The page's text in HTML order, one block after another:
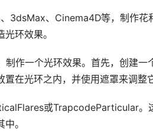
3dsMax、Cinema4D等，制作花
环效果。
作一个光环效果。首先，创建一
在光环之内，并使用遮罩来调整
或TrapcodeParticular。
。